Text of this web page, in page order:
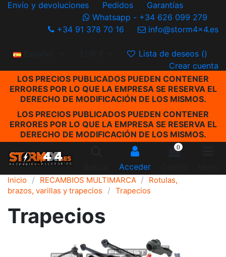
Envío y devoluciones Pedidos
Garantías
Whatsapp - +34 626 099 279
+34 91 378 70 16
info@storm4x4.es
Español Lista de deseos ()
Crear cuenta
LOS PRECIOS PUBLICADOS PUEDEN CONTENER
ERRORES POR LO QUE LA EMPRESA SE RESERVA EL
DERECHO DE MODIFICACIÓN DE LOS MISMOS.
LOS PRECIOS PUBLICADOS PUEDEN CONTENER
ERRORES POR LO QUE LA EMPRESA SE RESERVA EL
DERECHO DE MODIFICACIÓN DE LOS MISMOS.
Acceder
0
Inicio RECAMBIOS MULTIMARCA
Rotulas,
brazos, varillas y trapecios
Trapecios
Trapecios